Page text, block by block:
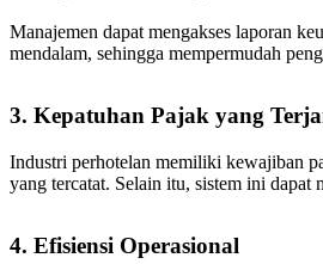
Manajemen dapat mengakses laporan
mendalam, sehingga mempermudah
3. Kepatuhan Pajak yang
Industri perhotelan memiliki kewajiban
yang tercatat. Selain itu, sistem ini dapat
4. Efisiensi Operasional